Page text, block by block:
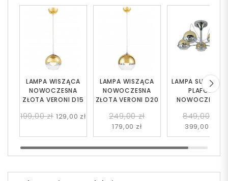
LAMPA WISZĄCA
NOWOCZESNA
ZŁOTA VERONI D20
249,00 zł
179,00 zł
LAMPA WISZĄCA
NOWOCZESNA
ZŁOTA VERONI D15
199,00 zł 129,00 zł
LAMPA
PLAFON
NOWOCZESNY
849,00 zł
399,00 zł